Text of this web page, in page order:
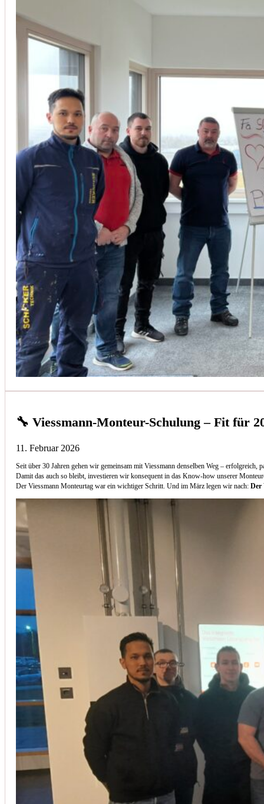
🔧 Viessmann-Monteur-Schulung – Fit für
11. Februar 2026
Seit über 30 Jahren gehen wir gemeinsam mit Viessmann denselben Weg – erfolgreich,
Damit das auch so bleibt, investieren wir konsequent in das Know-how unserer
Der Viessmann Monteurtag war ein wichtiger Schritt. Und im März legen wir nach:Der
Installation von Klimaanlagen
SERVICE
Wir legen großen Wert auf Qualität und
Kundenzufriedenheit. Bei der Installation von
Klimaanlagen verwenden wir nur hochwertige
Produkte führender Hersteller und gewährleisten,
dass jede Installation nicht nur effizient, sondern
auch energieeinsparend ist.